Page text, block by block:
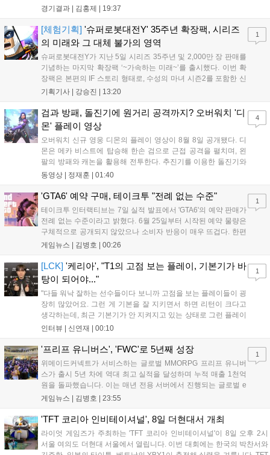
'페인터' 김은후를 투입했지만, 결국 1:2로 패배하고 말았다. T1은
을 빼냈다....
경기결과 | 김홍제 | 19:37
[체험기획] '슈퍼로봇대전Y' 35주년 확장팩, 시리즈
의 미래와 그 대체 불가의 영역
슈퍼로봇대전Y가 지난 5일 시리즈 35주년 및 2,000만 장 판매를
기념하는 마지막 확장팩 ‘~가속하는 미래~’를 출시했다. 이번 확
장팩은 본편의 IF 스토리 형태로, 수성의 마녀 시즌2를 포함한 신
규 참전작과 크로스오버 합체기를 선보이며 작품을 완결 짓는다.
하는 몰입감 있는 서사와 조합을 구현하며 시리즈의 미래를 향한
새로운 가능성을 제시했다....
기획기사 | 강승진 | 13:20
1
검과 방패, 돌진기에 원거리 공격까지? 오버워치 '디
몬' 플레이 영상
오버워치 신규 영웅 디몬의 플레이 영상이 8월 8일 공개됐다. 디
몬은 메카 비스트에 탑승해 한손 검으로 근접 공격을 펼치며, 왼
팔의 방패와 캐논을 활용해 전투한다. 추진기를 이용한 돌진기와
참격 형태의 궁극기를 보유했고, 메카 파괴 시 맨몸으로 기관총을
산의 영웅들 업데이트를 통해 정식 출시될 예정이다....
동영상 | 정재훈 | 01:40
4
'GTA6' 예약 구매, 테이크투 "전례 없는 수준"
테이크투 인터랙티브는 7일 실적 발표에서 'GTA6'의 예약 판매가
전례 없는 수준이라고 밝혔다. 6월 25일부터 시작된 예약 물량은
구체적으로 공개되지 않았으나 소비자 반응이 매우 뜨겁다. 한편
11월 19일 PS5와 Xbox 시리즈 X|S로 정식 출시될 예정이며, 록
상 'Grand Theft Auto VI: An Extended Look'을 최초 공개할 계획
이다....
게임뉴스 | 김병호 | 00:26
1
[LCK] '케리아', "T1의 고점 보는 플레이, 기본기가 바
탕이 되어야..."
"다들 워낙 잘하는 선수들이다 보니까 고점을 보는 플레이들이 굉
장히 많았어요. 그런 게 기본을 잘 지키면서 하면 리턴이 크다고
생각하는데, 최근 기본기가 안 지켜지고 있는 상태로 그런 플레이
를 추구하다 보니까 팀적으로 안 좋은 사고가 계속 많이 났던 것
LoL 챔피언스 코리아(LCK)'...
인터뷰 | 신연재 | 00:10
1
'프리프 유니버스', 'FWC'로 5년째 성장
위메이드커넥트가 서비스하는 글로벌 MMORPG 프리프 유니버
스가 출시 5년 차에 역대 최고 실적을 달성하며 누적 매출 1천억
원을 돌파했습니다. 이는 매년 전용 서버에서 진행되는 글로벌 e
스포츠 대회 FWC의 영향이 큽니다. FWC는 이용자가 동일한 조
은 전년 대비 매출과 이용자 지표가 대폭 상승하는 성과를 냈습니
다. 오는 10월 필리핀 마닐라에서 총상금 11만 달러 규모의 제4회
FWC 그랜드 파이널이 개최될 예정이며, 위메이드커넥트는 이를
통해 커뮤니티 중심의 장기 성장 모델을 지속할 방침입니다....
게임뉴스 | 김병호 | 23:55
1
'TFT 코리아 인비테이셔널', 8일 더현대서 개최
라이엇 게임즈가 주최하는 'TFT 코리아 인비테이셔널'이 8일 오후 2시
서울 여의도 더현대 서울에서 열립니다. 이번 대회에는 한국의 박찬서와